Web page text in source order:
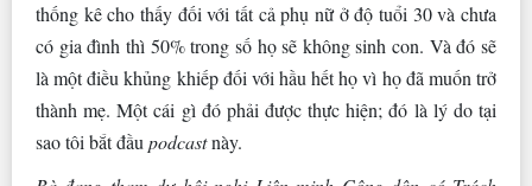
thống kê cho thấy đối với tất cả phụ nữ ở độ tuổi 30 và chưa
có gia đình thì 50% trong số họ sẽ không sinh con. Và đó sẽ
là một điều khủng khiếp đối với hầu hết họ vì họ đã muốn trở
thành mẹ. Một cái gì đó phải được thực hiện; đó là lý do tại
sao tôi bắt đầu podcastnày.